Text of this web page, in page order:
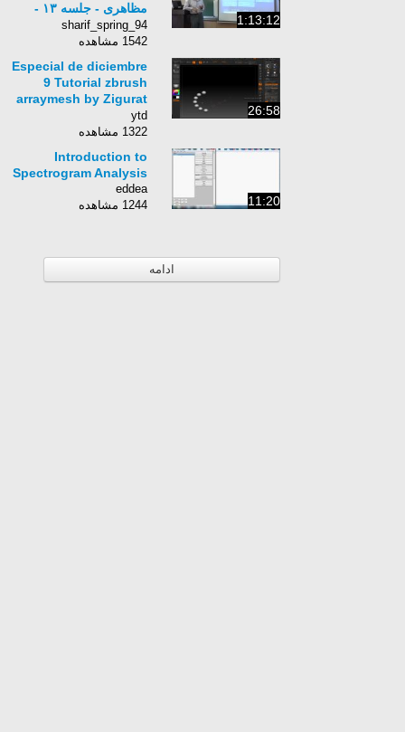
1:13:12
مظاهری - جلسه ١٣ -
٩٤/١/٢٤
sharif_spring_94
1542 مشاهده
26:58
Especial de diciembre
9 Tutorial zbrush
arraymesh by Zigurat
Tutoriales
ytd
1322 مشاهده
11:20
Introduction to
Spectrogram Analysis
eddea
1244 مشاهده
ادامه